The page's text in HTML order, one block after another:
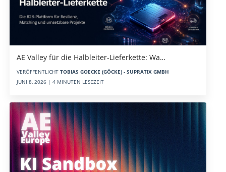
AE Valley für die Halbleiter-Lieferkette: Wa…
VERÖFFENTLICHT TOBIAS GOECKE (GÖCKE) - SUPRATIX GMBH
JUNI 8, 2026 | 4 MINUTEN LESEZEIT